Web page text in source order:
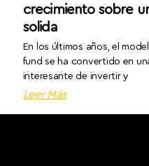
crecimiento sobre
solida
En los últimos años, el
fund se ha convertido en
interesante de invertir y
Leer Más